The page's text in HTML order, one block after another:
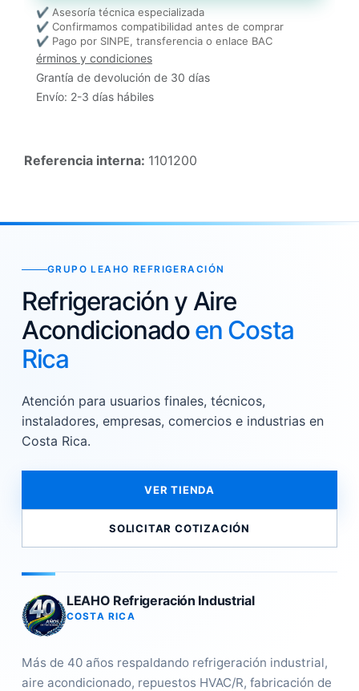
✔ Asesoría técnica especializada
✔ Confirmamos compatibilidad antes de comprar
✔ Pago por SINPE, transferencia o enlace BAC
érminos y condiciones
Grantía de devolución de 30 días
Envío: 2-3 días hábiles
Referencia interna: 1101200
GRUPO LEAHO REFRIGERACIÓN
Refrigeración y Aire
Acondicionadoen Costa
Rica
Atención para usuarios finales, técnicos,
instaladores, empresas, comercios e industrias en
Costa Rica.
VER TIENDA
SOLICITAR COTIZACIÓN
LEAHO Refrigeración Industrial
COSTA RICA
Más de 40 años respaldando refrigeración industrial,
aire acondicionado, repuestos HVAC/R, fabricación de